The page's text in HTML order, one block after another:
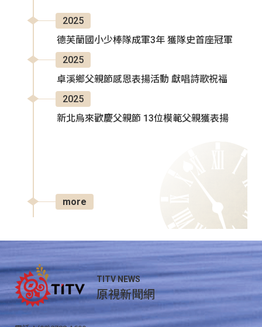
2025
德芙蘭國小少棒隊成軍3年 獲隊史首座冠軍
2025
卓溪鄉父親節感恩表揚活動 獻唱詩歌祝福
2025
新北烏來歡慶父親節 13位模範父親獲表揚
more
TITV NEWS
原視新聞網